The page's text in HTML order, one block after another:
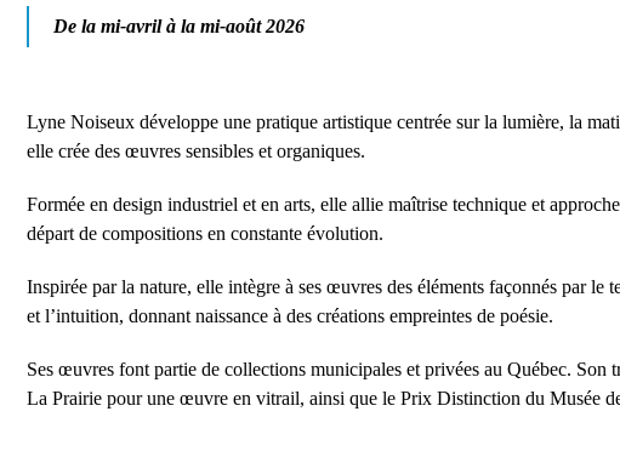
De la mi-avril à la mi-août 2026
Lyne Noiseux développe une pratique artistique centrée sur la lumière, la
elle crée des œuvres sensibles et organiques.
Formée en design industriel et en arts, elle allie maîtrise technique et
départ de compositions en constante évolution.
Inspirée par la nature, elle intègre à ses œuvres des éléments façonnés par le
et l’intuition, donnant naissance à des créations empreintes de poésie.
Ses œuvres font partie de collections municipales et privées au Québec.
La Prairie pour une œuvre en vitrail, ainsi que le Prix Distinction du Musée